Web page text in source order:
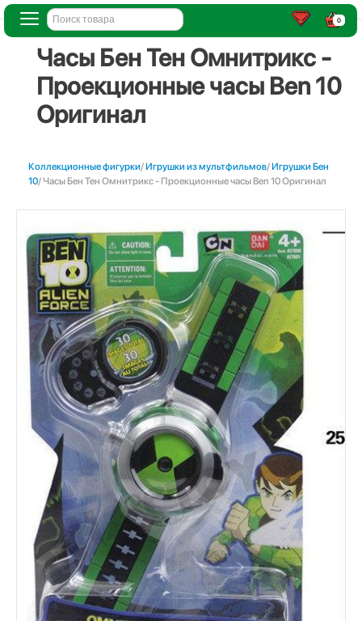
0
Часы Бен Тен Омнитрикс -
Проекционные часы Ben 10
Оригинал
Коллекционные фигурки/Игрушки из мультфильмов/Игрушки Бен
10/ Часы Бен Тен Омнитрикс - Проекционные часы Ben 10 Оригинал